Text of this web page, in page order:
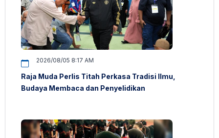
2026/08/05 8:17 AM
Raja Muda Perlis Titah Perkasa Tradisi Ilmu,
Budaya Membaca dan Penyelidikan